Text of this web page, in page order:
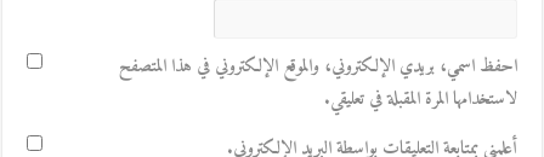
احفظ اسمي، بريدي الإلكتروني، والموقع الإلكتروني في هذا المتصفح
لاستخدامها المرة المقبلة في تعليقي.
أعلمني بمتابعة التعليقات بواسطة البريد الإلكتروني.